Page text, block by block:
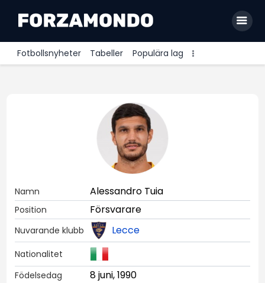
Fotbollsnyheter Tabeller Populära lag
Premier League
Bundesliga
Ligue 1
Namn Alessandro Tuia
Position Försvarare
Nuvarande klubb Lecce
Nationalitet
Födelsedag
8 juni, 1990